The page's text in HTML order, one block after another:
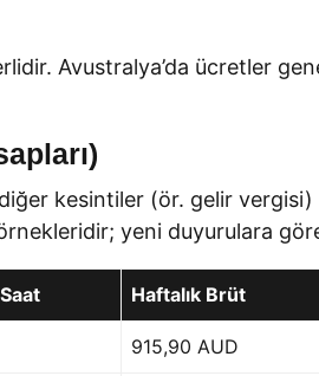
Avustralya’da ücretler
kesintiler (ör. gelir
yeni duyurulara
Haftalık Brüt
915,90 AUD